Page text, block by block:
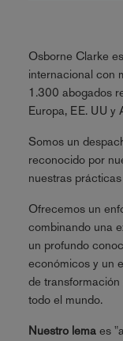
Osborne Clarke
internacional con
1.300 abogados
Europa, EE. UU y
Somos un
reconocido por
nuestras
Ofrecemos un
combinando una
un profundo
económicos y un
de
todo el mundo.
Nuestro lemaes